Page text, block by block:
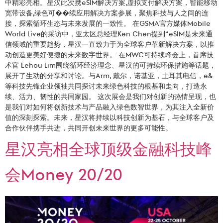
中精彩亮相。星汉此次携eSIM解决方案,虚拟支付解决方案，智能移动
宽带设备,绿色可��续应用解决方案参展，聚焦科技与人之间的连
接，探索循环生态与未来发展的一致性。 在GSMA官方媒体Mobile
World Live的采访中，亚太区总经理Ken Chen提到“eSIM是未来通
信领域的重要趋势，星汉一直致力于为全球客户革新解决方案，以推
动创造更美好便捷的未来数字世界。 在MWC可持续峰会上，首席技
术官 Eehou Lim围绕循环经济理念、星汉的可持续环保措施等话题，
展开了生动的分享和讨论。与Arm, 戴尔，诺基亚，土耳其电信，e&
等科技先锋企业领袖共同探讨未来绿色科技的根基和走向，打造永
续、活力、韧性的共同家园。 这次展会是我们对创新的热情呈现，也
是我们对如何将创新技术与产品融入绿色数智世界，为其注入全新价
值的深刻探索。未来，星汉将持续以科技创新为基石，与全球客户及
合作伙伴携手共进，共同开创未来世界的更多可能性。
星汉亮相全球顶级金融科技峰
会Money 20/20